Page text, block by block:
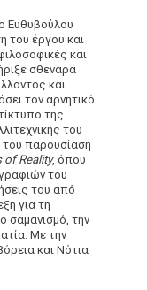
Ευθυβούλου
του έργου και
και
σθεναρά
και
τον αρνητικό
της
του
του παρουσίαση
of Reality, όπου
του
του από
για τη
σαμανισμό, την
Με την
και Νότια